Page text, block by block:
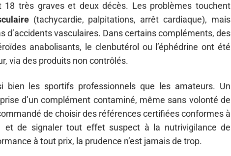
18 très graves et deux décès. Les problèmes touchent
(tachycardie, palpitations, arrêt cardiaque), mais
d’accidents vasculaires. Dans certains compléments, des
anabolisants, le clenbutérol ou l’éphédrine ont été
via des produits non contrôlés.
bien les sportifs professionnels que les amateurs. Un
d’un complément contaminé, même sans volonté de
de choisir des références certifiées conformes à
et de signaler tout effet suspect à la nutrivigilance de
à tout prix, la prudence n’est jamais de trop.